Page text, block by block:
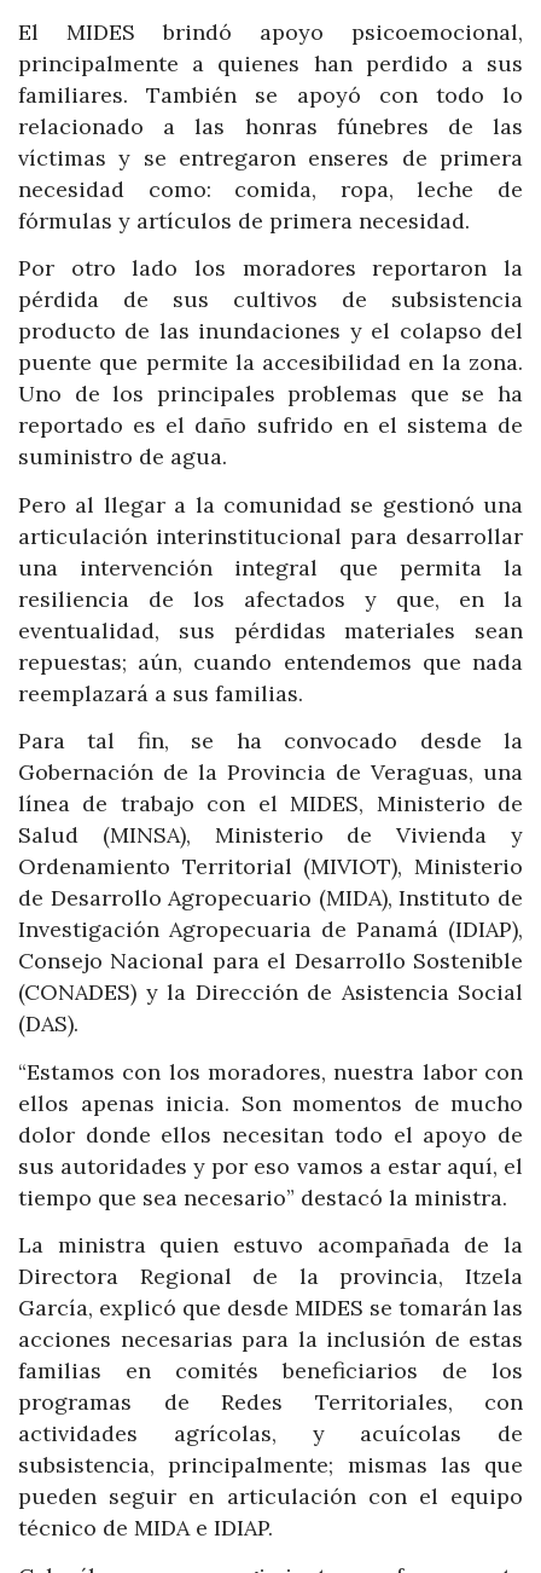
El MIDES brindó apoyo psicoemocional,
principalmente a quienes han perdido a sus
familiares. También se apoyó con todo lo
relacionado a las honras fúnebres de las
víctimas y se entregaron enseres de primera
necesidad como: comida, ropa, leche de
fórmulas y artículos de primera necesidad.
Por otro lado los moradores reportaron la
pérdida de sus cultivos de subsistencia
producto de las inundaciones y el colapso del
puente que permite la accesibilidad en la zona.
Uno de los principales problemas que se ha
reportado es el daño sufrido en el sistema de
suministro de agua.
Pero al llegar a la comunidad se gestionó una
articulación interinstitucional para desarrollar
una intervención integral que permita la
resiliencia de los afectados y que, en la
eventualidad, sus pérdidas materiales sean
repuestas; aún, cuando entendemos que nada
reemplazará a sus familias.
Para tal fin, se ha convocado desde la
Gobernación de la Provincia de Veraguas, una
línea de trabajo con el MIDES, Ministerio de
Salud (MINSA), Ministerio de Vivienda y
Ordenamiento Territorial (MIVIOT), Ministerio
de Desarrollo Agropecuario (MIDA), Instituto de
Investigación Agropecuaria de Panamá (IDIAP),
Consejo Nacional para el Desarrollo Sostenible
(CONADES) y la Dirección de Asistencia Social
(DAS).
“Estamos con los moradores, nuestra labor con
ellos apenas inicia. Son momentos de mucho
dolor donde ellos necesitan todo el apoyo de
sus autoridades y por eso vamos a estar aquí, el
tiempo que sea necesario” destacó la ministra.
La ministra quien estuvo acompañada de la
Directora Regional de la provincia, Itzela
García, explicó que desde MIDES se tomarán las
acciones necesarias para la inclusión de estas
familias en comités beneficiarios de los
programas de Redes Territoriales, con
actividades agrícolas, y acuícolas de
subsistencia, principalmente; mismas las que
pueden seguir en articulación con el equipo
técnico de MIDA e IDIAP.